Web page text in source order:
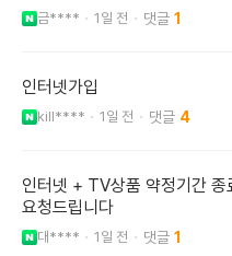
금**** 1일 전 1
인터넷가입
kill**** 1일 전 4
인터넷 + TV상품 약정기간 종
요청드립니다
대**** 1일 전 1